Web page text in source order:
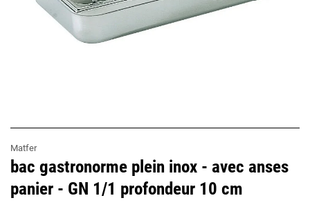
Matfer
bac gastronorme plein inox - avec anses
panier - GN 1/1 profondeur 10 cm